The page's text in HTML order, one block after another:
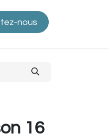
confidentialité
nous
16